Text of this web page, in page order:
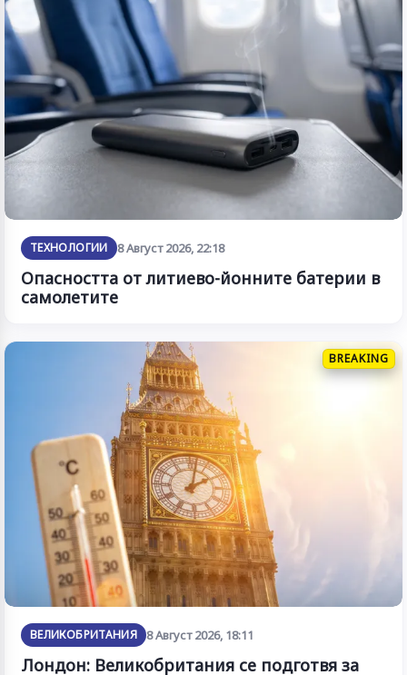
ТЕХНОЛОГИИ 8 Август 2026, 22:18
Опасността от литиево-йонните батерии в
самолетите
BREAKING
ВЕЛИКОБРИТАНИЯ 8 Август 2026, 18:11
Лондон: Великобритания се подготвя за